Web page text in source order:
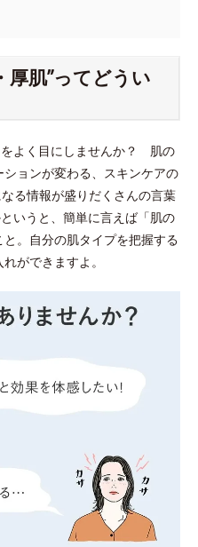
厚肌”ってどうい
をよく目にしませんか？ 肌の
ョンが変わる、スキンケアの
る情報が盛りだくさんの言葉
いうと、簡単に言えば「肌の
。自分の肌タイプを把握する
ができますよ。